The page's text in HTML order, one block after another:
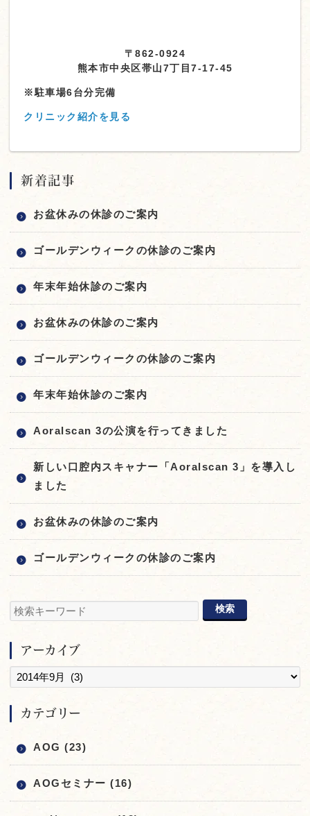
〒862-0924
熊本市中央区帯山7丁目7-17-45
※駐車場6台分完備
クリニック紹介を見る
新着記事
お盆休みの休診のご案内
ゴールデンウィークの休診のご案内
年末年始休診のご案内
お盆休みの休診のご案内
ゴールデンウィークの休診のご案内
年末年始休診のご案内
Aoralscan 3の公演を行ってきました
新しい口腔内スキャナー「Aoralscan 3」を導入し
ました
お盆休みの休診のご案内
ゴールデンウィークの休診のご案内
アーカイブ
カテゴリー
AOG (23)
AOGセミナー (16)